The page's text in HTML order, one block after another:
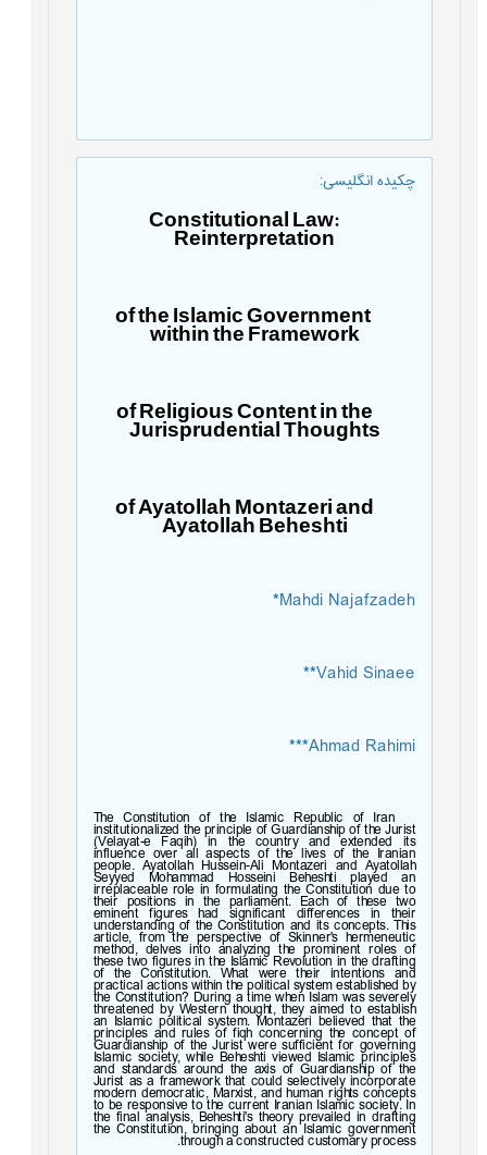
چکیده انگلیسی:
Constitutional Law:
Reinterpretation
of the Islamic Government
within the Framework
of Religious Content in the
Jurisprudential Thoughts
of Ayatollah Montazeri and
Ayatollah Beheshti
Mahdi Najafzadeh
*
Vahid Sinaee
**
Ahmad Rahimi
***
The Constitution of the Islamic Republic of Iran
institutionalized the principle of Guardianship of the Jurist
(Velayat-e Faqih) in the country and extended its
influence over all aspects of the lives of the Iranian
people. Ayatollah Hussein-Ali Montazeri and Ayatollah
Seyyed Mohammad Hosseini Beheshti played an
irreplaceable role in formulating the Constitution due to
their positions in the parliament. Each of these two
eminent figures had significant differences in their
understanding of the Constitution and its concepts. This
article, from the perspective of Skinner's hermeneutic
method, delves into analyzing the prominent roles of
these two figures in the Islamic Revolution in the drafting
of the Constitution. What were their intentions and
practical actions within the political system established by
the Constitution? During a time when Islam was severely
threatened by Western thought, they aimed to establish
an Islamic political system. Montazeri believed that the
principles and rules of fiqh concerning the concept of
Guardianship of the Jurist were sufficient for governing
Islamic society, while Beheshti viewed Islamic principles
and standards around the axis of Guardianship of the
Jurist as a framework that could selectively incorporate
modern democratic, Marxist, and human rights concepts
to be responsive to the current Iranian Islamic society. In
the final analysis, Beheshti's theory prevailed in drafting
the Constitution, bringing about an Islamic government
through a constructed customary process.